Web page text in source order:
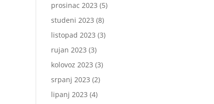
prosinac 2023 (5)
studeni 2023 (8)
listopad 2023 (3)
rujan 2023 (3)
kolovoz 2023 (3)
srpanj 2023 (2)
lipanj 2023 (4)